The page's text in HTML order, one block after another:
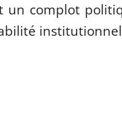
un complot